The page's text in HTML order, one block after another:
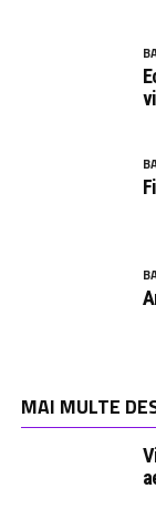
MAI MULTE